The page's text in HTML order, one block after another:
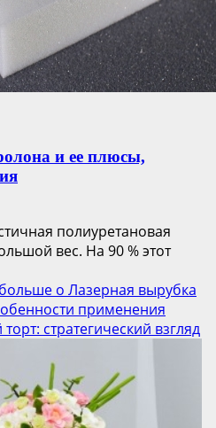
и ее плюсы,
полиуретановая
вес. На 90 % этот
о Лазерная вырубка
применения
стратегический взгляд